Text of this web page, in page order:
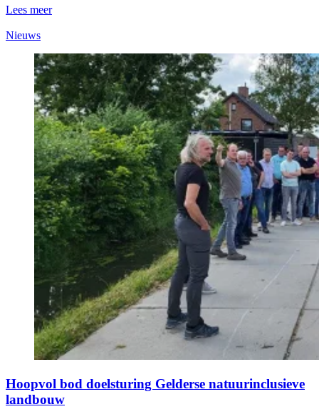
Lees meer
Nieuws
Hoopvol bod doelsturing Gelderse natuurinclusieve
landbouw